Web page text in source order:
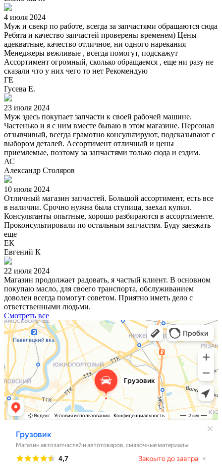
4 июля 2024
Муж и свекр по работе, всегда за запчастями обращаются сюда
Ребята и качество запчастей проверены временем) Цены
адекватные, качество отличное, ни одного нарекания
Менеджеры вежливые , всегда помогут, подскажут
Ассортимент огромный, сколько обращаемся , еще ни разу не
сказали что у них чего то нет Рекомендую
ГЕ
Гусева Е.
23 июля 2024
Муж здесь покупает запчасти к своей рабочей машине.
Частенько и я с ним вместе бываю в этом магазине. Персонал
отзывчивый, всегда грамотно консультируют, подсказывают с
выбором деталей. Ассортимент отличный и цены
приемлемые, поэтому за запчастями только сюда и ездим.
АС
Александр Столяров
10 июля 2024
Отличный магазин запчастей. Большой ассортимент, есть все
в наличии. Срочно нужна была ступица, заехал купил.
Консультанты опытные, хорошо разбираются в ассортименте.
Проконсультировали по остальным запчастям. Буду заезжать
еще
ЕК
Евгений К
22 июля 2024
Магазин продолжает радовать, я частый клиент. В основном
покупаю масло, для своего транспорта, обслуживанием
доволен всегда помогут советом. Приятно иметь дело с
ответственными людьми.
Смотреть все